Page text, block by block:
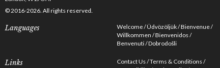
© 2016-2026. All rights reserved.
Languages Welcome Üdvözöljük Bienvenue
Willkommen Bienvenidos
Benvenuti Dobrodošli
Links Contact Us Terms & Conditions